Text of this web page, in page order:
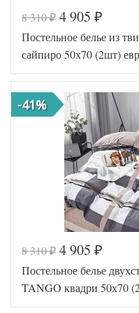
Код товара
560-951
Артикул
TT1122
Твил
Размер
пододеяльника 200х220
Размер
простыни
230х250
50х70
(2шт)
Производитель
Tango
(Китай)
Код товара
578-131
Артикул
TT1230
59
8 310₽ 4 905 ₽
Постельное белье из
сайпиро 50х70 (2шт)
-41%
8 310₽ 4 905 ₽
Постельное белье
TANGO квадри 50х70